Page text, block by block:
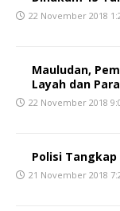
22 November 2018
Mauludan,
Layah dan
22 November 2018
Polisi Tangkap
21 November 2018